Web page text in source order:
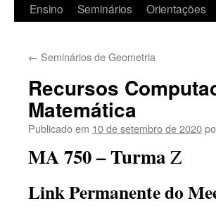
Pular
conteúdo
Ensino Seminários Orientações
← Seminários de Geometria
Recursos
Matemática
Publicado em 10 de setembro de 2020
MA 750 – TurmaZ
Link Permanente do